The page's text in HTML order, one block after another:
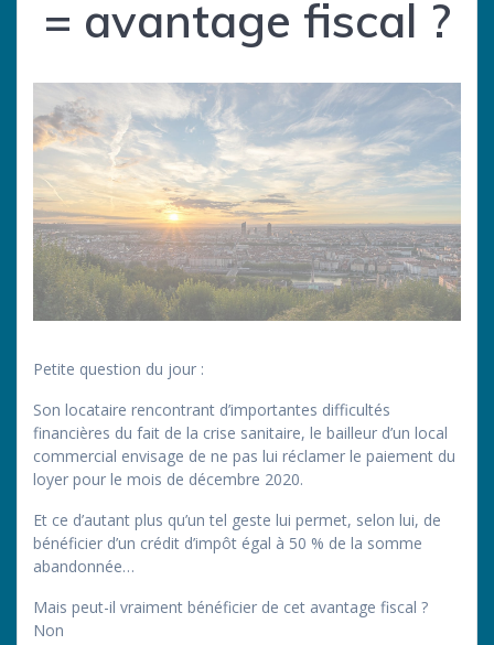
= avantage fiscal ?
Petite question du jour :
Son locataire rencontrant d’importantes difficultés
financières du fait de la crise sanitaire, le bailleur d’un local
commercial envisage de ne pas lui réclamer le paiement du
loyer pour le mois de décembre 2020.
Et ce d’autant plus qu’un tel geste lui permet, selon lui, de
bénéficier d’un crédit d’impôt égal à 50 % de la somme
abandonnée…
Mais peut-il vraiment bénéficier de cet avantage fiscal ?
Non